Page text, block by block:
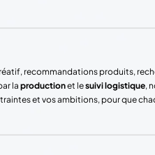
recommandations produits,
la productionet lesuivi logistique,
et vos ambitions, pour que